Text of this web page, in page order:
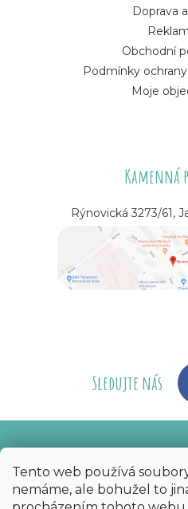
Tento web používá
nemáme, ale bohužel to
Doprava
Obchodní
Podmínky
Moje
Kamenná
Rýnovická 3273/61,
Sledujte nás
Copyright 2026